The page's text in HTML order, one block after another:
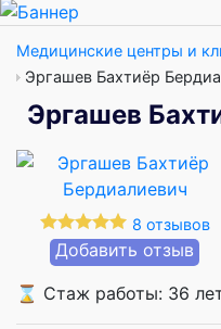
Медицинские центры и
Эргашев Бахтиёр
Эргашев
8 отзывов
Добавить отзыв
⌛ Стаж работы: 36